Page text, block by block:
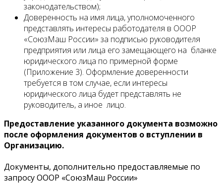
законодательством);
Доверенность на имя лица, уполномоченного
представлять интересы работодателя в ОООР
«СоюзМаш России» за подписью руководителя
предприятия или лица его замещающего на бланке
юридического лица по примерной форме
(Приложение 3). Оформление доверенности
требуется в том случае, если интересы
юридического лица будет представлять не
руководитель, а иное лицо.
Предоставление указанного документа возможно
после оформления документов о вступлении в
Организацию.
Документы, дополнительно предоставляемые по
запросу ОООР «СоюзМаш России»